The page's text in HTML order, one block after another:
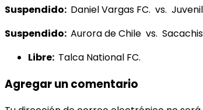
Suspendido: Daniel Vargas FC. vs.
Suspendido: Aurora de Chile vs.
Libre: Talca National FC.
Agregar un comentario